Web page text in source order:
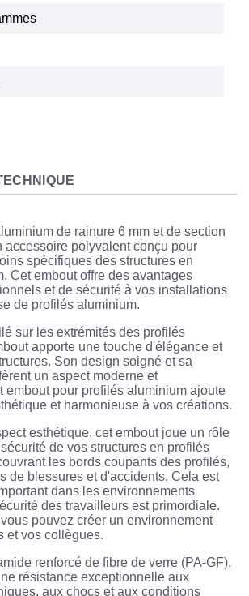
de rainure 6 mm et de section
accessoire polyvalent conçu pour
spécifiques des structures en
Cet embout offre des avantages
et de sécurité à vos installations
de profilés aluminium.
sur les extrémités des profilés
apporte une touche d'élégance et
Son design soigné et sa
un aspect moderne et
embout pour profilés aluminium ajoute
et harmonieuse à vos créations.
esthétique, cet embout joue un rôle
de vos structures en profilés
les bords coupants des profilés,
de blessures et d'accidents. Cela est
dans les environnements
des travailleurs est primordiale.
pouvez créer un environnement
et vos collègues.
renforcé de fibre de verre (PA-GF),
résistance exceptionnelle aux
aux chocs et aux conditions